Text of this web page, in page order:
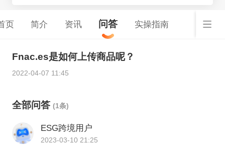
页 简介 资讯 问答 实操指南
Fnac.es是如何上传商品呢？
2022-04-07 11:45
全部问答 (1条)
ESG跨境用户
2023-03-10 21:25